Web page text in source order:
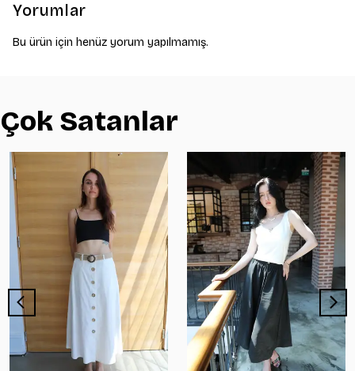
Yorumlar
Bu ürün için henüz yorum yapılmamış.
Çok Satanlar